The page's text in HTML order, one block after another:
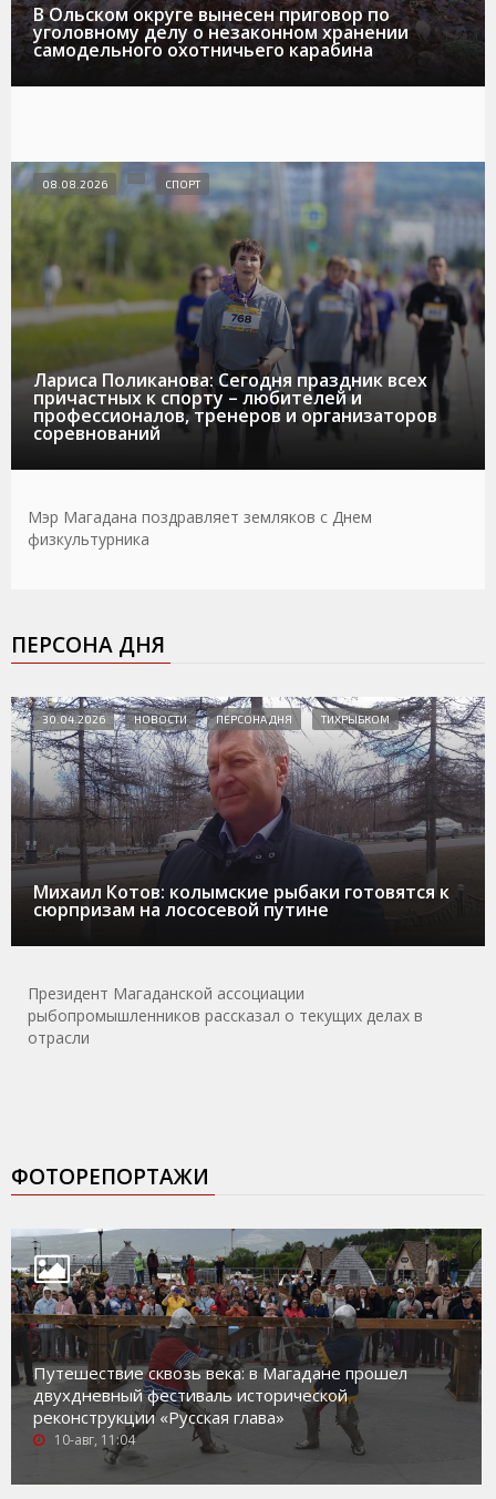
В Ольском округе вынесен приговор по
уголовному делу о незаконном хранении
самодельного охотничьего карабина
Лариса Поликанова: Сегодня праздник всех
причастных к спорту – любителей и
профессионалов, тренеров и организаторов
соревнований
08.08.2026 СПОРТ
Мэр Магадана поздравляет земляков с Днем
физкультурника
ПЕРСОНА ДНЯ
Михаил Котов: колымские рыбаки готовятся к
сюрпризам на лососевой путине
30.04.2026 НОВОСТИ ПЕРСОНА ДНЯ ТИХРЫБКОМ
Президент Магаданской ассоциации
рыбопромышленников рассказал о текущих делах в
отрасли
ФОТОРЕПОРТАЖИ
Путешествие сквозь века: в Магадане прошел
двухдневный фестиваль исторической
реконструкции «Русская глава»
10-авг, 11:04